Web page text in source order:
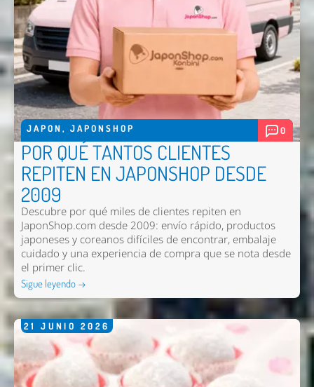
JAPON , JAPONSHOP 0
POR QUÉ TANTOS CLIENTES
REPITEN EN JAPONSHOP DESDE
2009
Descubre por qué miles de clientes repiten en
JaponShop.com desde 2009: envío rápido, productos
japoneses y coreanos difíciles de encontrar, embalaje
cuidado y una experiencia de compra que se nota desde
el primer clic.
Sigue leyendo →
21 JUNIO 2026
Enviar